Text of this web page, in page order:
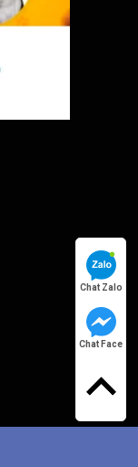
Chat Zalo
Chat Face